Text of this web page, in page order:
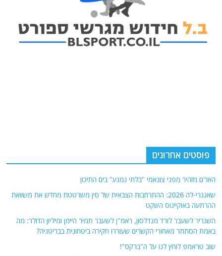
פוסטים אחרונים
האו"ם מזהיר מפני צונאמי "בלתי נמנע" בים התיכון
שאנגרי-לה 2026: ההתרחבות הצבאית של סין משרטטת מחדש את משוואת
ההרתעה באוקיינוס ​​השקט
השגריר לשעבר לורד מנדלסון, ראמ"ן לשעבר תמיר היימן ומיליון הדולר: מה
באמת הסתתר מאחורי הקשרים שעוררו חקירה ביטחונית בבריטניה?
שוב טראמפ לוחץ לנו על ה"ברקס"!